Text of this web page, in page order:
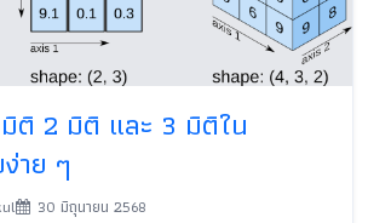
มิติ 2 มิติ และ 3 มิติใน
าย ๆ
30 มิถุนายน 2568